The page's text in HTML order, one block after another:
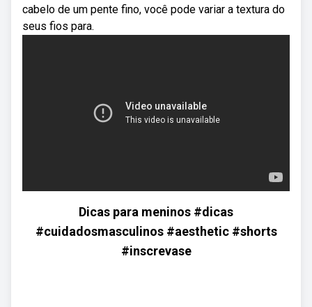
cabelo de um pente fino, você pode variar a textura do
seus fios para.
Dicas para meninos #dicas
#cuidadosmasculinos #aesthetic #shorts
#inscrevase